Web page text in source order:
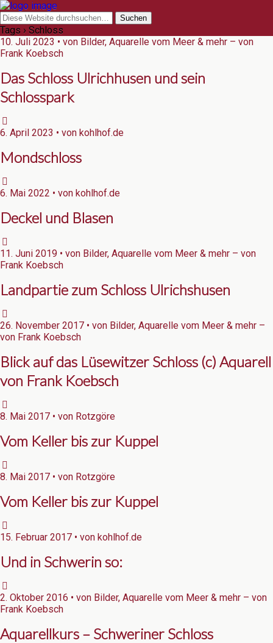
Tags › Schloss
10. Juli 2023 • von Bilder, Aquarelle vom Meer & mehr – von
Frank Koebsch
Das Schloss Ulrichhusen und sein
Schlosspark
6. April 2023 • von kohlhof.de
Mondschloss
6. Mai 2022 • von kohlhof.de
Deckel und Blasen
11. Juni 2019 • von Bilder, Aquarelle vom Meer & mehr – von
Frank Koebsch
Landpartie zum Schloss Ulrichshusen
26. November 2017 • von Bilder, Aquarelle vom Meer & mehr –
von Frank Koebsch
Blick auf das Lüsewitzer Schloss (c) Aquarell
von Frank Koebsch
8. Mai 2017 • von Rotzgöre
Vom Keller bis zur Kuppel
8. Mai 2017 • von Rotzgöre
Vom Keller bis zur Kuppel
15. Februar 2017 • von kohlhof.de
Und in Schwerin so:
2. Oktober 2016 • von Bilder, Aquarelle vom Meer & mehr – von
Frank Koebsch
Aquarellkurs – Schweriner Schloss